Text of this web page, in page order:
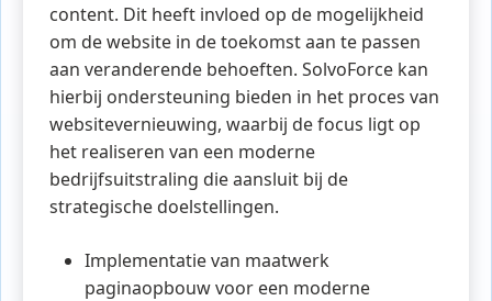
content. Dit heeft invloed op de mogelijkheid
om de website in de toekomst aan te passen
aan veranderende behoeften. SolvoForce kan
hierbij ondersteuning bieden in het proces van
websitevernieuwing, waarbij de focus ligt op
het realiseren van een moderne
bedrijfsuitstraling die aansluit bij de
strategische doelstellingen.
Implementatie van maatwerk
paginaopbouw voor een moderne